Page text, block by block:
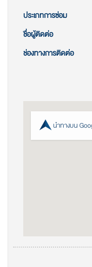
ประเภทการซ่อม
ชื่อผู้ติดต่อ
ช่องทางการติดต่อ
นำทางบน